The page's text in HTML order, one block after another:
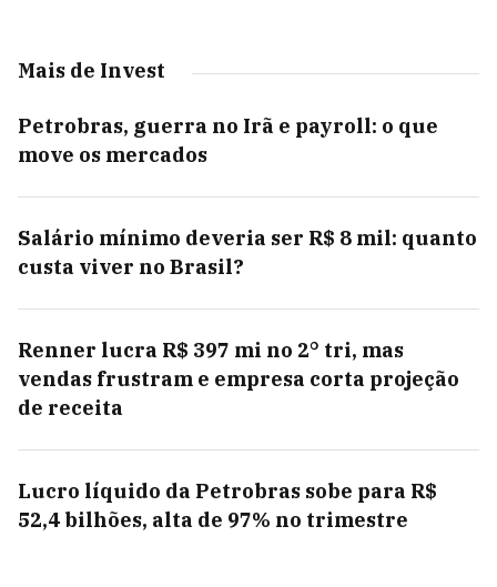
Mais de Invest
Petrobras, guerra no Irã e payroll: o que
move os mercados
Salário mínimo deveria ser R$ 8 mil: quanto
custa viver no Brasil?
Renner lucra R$ 397 mi no 2° tri, mas
vendas frustram e empresa corta projeção
de receita
Lucro líquido da Petrobras sobe para R$
52,4 bilhões, alta de 97% no trimestre